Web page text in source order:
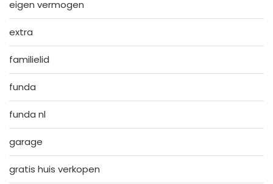
eigen vermogen
extra
familielid
funda
funda nl
garage
gratis huis verkopen